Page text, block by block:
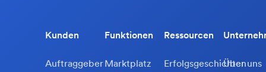
Kunden
Auftraggeber
Funktionen
Marktplatz
Ressourcen
Erfolgsgeschichten
Über uns